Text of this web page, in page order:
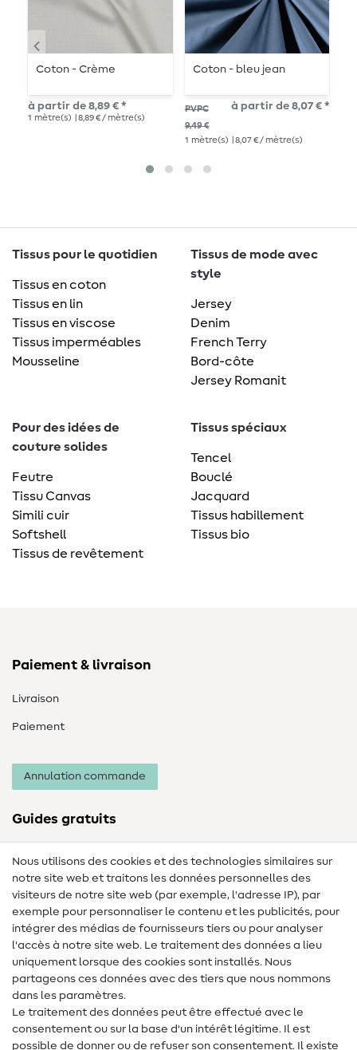
Coton - Crème
à partir de 8,89 € *
1 mètre(s) | 8,89 € / mètre(s)
Coton - bleu jean
PVPC
9,49 €
à partir de 8,07 € *
1 mètre(s) | 8,07 € / mètre(s)
Tissus pour le quotidien
Tissus en coton
Tissus en lin
Tissus en viscose
Tissus imperméables
Mousseline
Tissus de mode avec
style
Jersey
Denim
French Terry
Bord-côte
Jersey Romanit
Pour des idées de
couture solides
Feutre
Tissu Canvas
Simili cuir
Softshell
Tissus de revêtement
Tissus spéciaux
Tencel
Bouclé
Jacquard
Tissus habillement
Tissus bio
Paiement & livraison
Livraison
Paiement
Annulation commande
Guides gratuits
Lexique de couture
Tutos de couture
Aide & contact
Contact
Changement de propriétaire
FAQ
Nous utilisons des cookies et des technologies similaires sur
notre site web et traitons les données personnelles des
visiteurs de notre site web (par exemple, l'adresse IP), par
exemple pour personnaliser le contenu et les publicités, pour
intégrer des médias de fournisseurs tiers ou pour analyser
l'accès à notre site web. Le traitement des données a lieu
uniquement lorsque des cookies sont installés. Nous
partageons ces données avec des tiers que nous nommons
dans les paramètres.
Le traitement des données peut être effectué avec le
consentement ou sur la base d'un intérêt légitime. Il est
possible de donner ou de refuser son consentement. Il existe